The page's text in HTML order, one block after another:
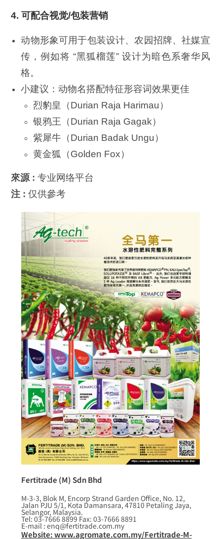
4.可配合视觉/包装营销
动物形象可用于包装设计、农园招牌、社媒宣
传，例如将 “黑狐榴莲” 设计为暗色系奢华风
格。
小建议：动物名搭配特征形容词效果更佳
烈豹皇（Durian Raja Harimau）
银鸦王（Durian Raja Gagak）
紫犀牛（Durian Badak Ungu）
黄金狐（Golden Fox）
來源 : 专业网络平台
注 : 仅供參考
Fertitrade (M) Sdn Bhd
M-3-3, Blok M, Encorp Strand Garden Office, No. 12,
Jalan PJU 5/1, Kota Damansara, 47810 Petaling Jaya,
Selangor, Malaysia.
Tel: 03-7666 8899 Fax: 03-7666 8891
E-mail : enq@fertitrade.com.my
Website: www.agromate.com.my/Fertitrade-M-